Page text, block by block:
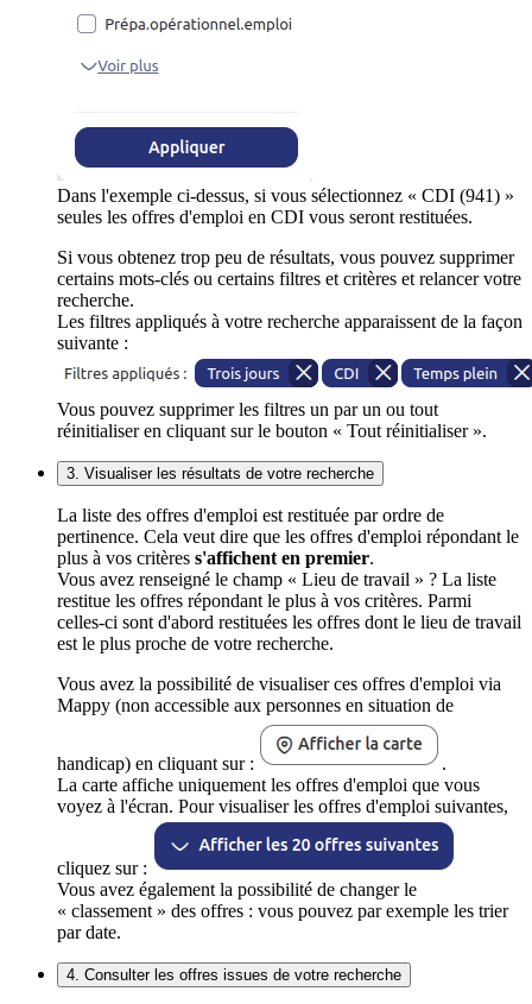
Dans l'exemple ci-dessus, si vous sélectionnez « CDI (941) »
seules les offres d'emploi en CDI vous seront restituées.
Si vous obtenez trop peu de résultats, vous pouvez supprimer
certains mots-clés ou certains filtres et critères et relancer votre
recherche.
Les filtres appliqués à votre recherche apparaissent de la façon
suivante :
Vous pouvez supprimer les filtres un par un ou tout
réinitialiser en cliquant sur le bouton « Tout réinitialiser ».
3. Visualiser les résultats de votre recherche
La liste des offres d'emploi est restituée par ordre de
pertinence. Cela veut dire que les offres d'emploi répondant le
plus à vos critères s'affichent en premier.
Vous avez renseigné le champ « Lieu de travail » ? La liste
restitue les offres répondant le plus à vos critères. Parmi
celles-ci sont d'abord restituées les offres dont le lieu de travail
est le plus proche de votre recherche.
Vous avez la possibilité de visualiser ces offres d'emploi via
Mappy (non accessible aux personnes en situation de
handicap) en cliquant sur :
.
La carte affiche uniquement les offres d'emploi que vous
voyez à l'écran. Pour visualiser les offres d'emploi suivantes,
cliquez sur :
Vous avez également la possibilité de changer le
« classement » des offres : vous pouvez par exemple les trier
par date.
4. Consulter les offres issues de votre recherche